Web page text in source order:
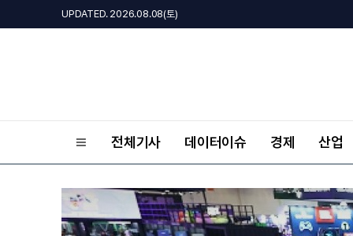
UPDATED. 2026.08.08(토)
전체기사 데이터이슈 경제 산업